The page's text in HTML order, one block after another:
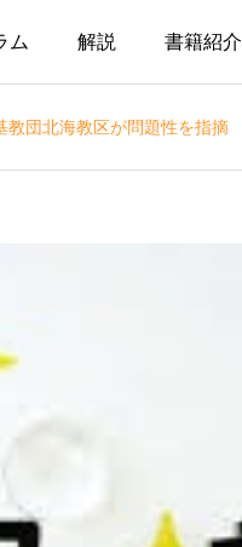
ム 解説 書籍紹介
団北海教区が問題性を指摘